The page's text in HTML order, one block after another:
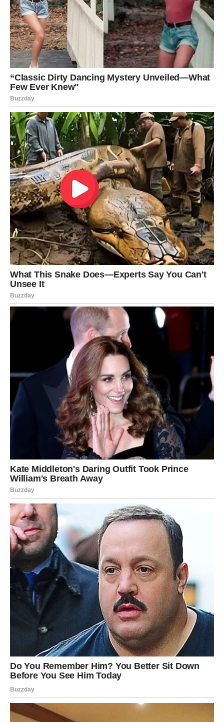
mir i postojanost. Vaša snaga ne leži u glasnim riječima ili
brzopletim potezima, već u tihoj odlučnosti i pouzdanosti. Ljudi
vas doživljavaju kao
stabilan oslonacu trenucima
nesigurnosti.
Karakterišu vas strpljenje, dosljednost i duboko razumijevanje
životnih procesa. Vi ne donosite odluke naglo, već promišljeno,
vodeći računa o dugoročnim posljedicama. Upravo zbog toga,
drugi vam vjeruju i cijene vaše mišljenje.
Ipak, važno je da sebi povremeno dozvolite promjene.
Fleksibilnost i otvorenost za novomogu dodatno obogatiti
vaš lični razvoj i spriječiti osjećaj stagnacije.
Šta nam simbolični testovi
zapravo daju?
Ovakve vježbe ne postoje da bi nas ograničile, već da nas
podsjete na unutarnje vrijednosti koje oblikuju naše ponašanje i
odluke. Naš izbor često odražavatrenutno emotivno stanje,
prioritete ili fazu životau kojoj se nalazimo.
Bez obzira na to koju ste kuću izabrali, najvažnije je da
prepoznate i njegujete osobine koje vas čine jedinstvenim.
Kratki trenuci samorefleksije mogu imati snažan utjecaj na
lični rast, samopouzdanje i donošenje svjesnijih odluka.
Ponekad upravo jedan mali, simboličan test može otvoriti vrata
dubljem razumijevanju sebe.